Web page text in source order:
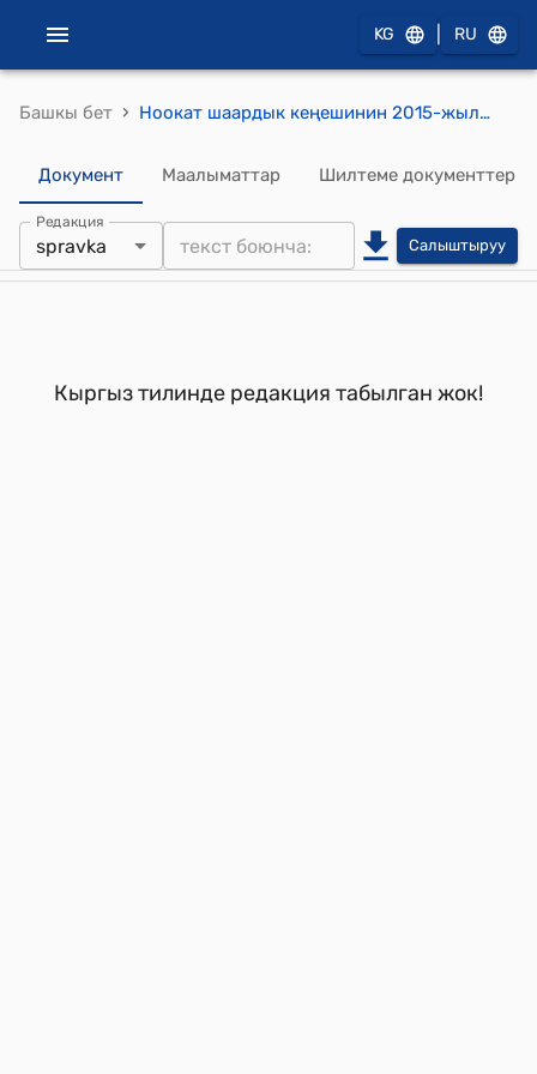
KG RU
Башкы бет › Ноокат шаардык кеңешинин 2015-жылдын 27-февралындагы № XX-1 "Ноокат шаардык мэриясынын 2013-жылдагы жергиликтүү бюджетинин аткарылышы жана 2015-жылга шаардык мэриясынын жергиликтүү бюджети жана 2016-2017-жылдарга бюджеттин болжолун бекитүү жөнүндө" токтому
Документ Маалыматтар Шилтеме документтер
Редакция
spravka Салыштыруу
Кыргыз тилинде редакция табылган жок!